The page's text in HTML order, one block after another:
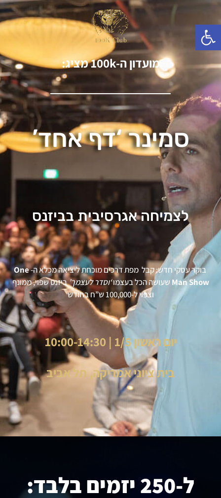
פתח סרגל נגישות
מועדון ה-100k מציג:
סמינר ‘דף אחד’
לצמיחה אגרסיבית בביזנס
בוקר עסקי חדש: קבל מפת דרכים מוכחת ליציאה מכלא ה-One
Man Show שעושה הכל בעצמו‘וסדר לעצמך’ביזנס שפוי, ממונף
וצפוי ל-100,000 ש”ח בחודש
יום ראשון 1/5 | 10:00-14:30
בית ציוני אמריקה, תל אביב
ל-250 יזמים בלבד: